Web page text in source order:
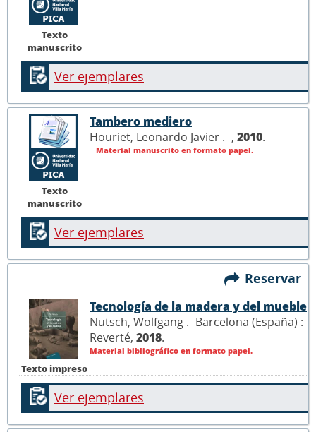
Texto
manuscrito
Ver ejemplares
Texto
manuscrito
Tambero mediero
Houriet, Leonardo Javier .- , 2010.
Material manuscrito en formato papel.
Ver ejemplares
Reservar
Texto impreso
Tecnología de la madera y del mueble
Nutsch, Wolfgang .- Barcelona (España) :
Reverté, 2018.
Material bibliográfico en formato papel.
Ver ejemplares